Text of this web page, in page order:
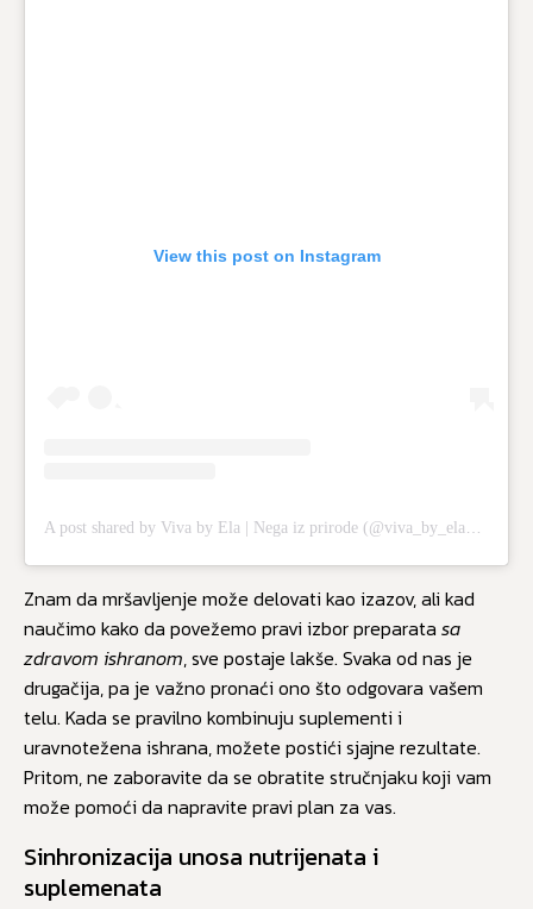
View this post on Instagram
Znam da mršavljenje može delovati kao izazov, ali kad
naučimo kako da povežemo pravi izbor preparata sa
zdravom ishranom, sve postaje lakše. Svaka od nas je
drugačija, pa je važno pronaći ono što odgovara vašem
telu. Kada se pravilno kombinuju suplementi i
uravnotežena ishrana, možete postići sjajne rezultate.
Pritom, ne zaboravite da se obratite stručnjaku koji vam
može pomoći da napravite pravi plan za vas.
Sinhronizacija unosa nutrijenata i
suplemenata